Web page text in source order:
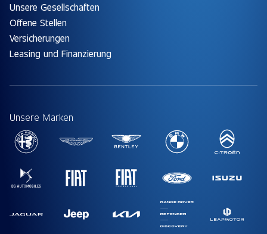
Unsere Gesellschaften
Offene Stellen
Versicherungen
Leasing und Finanzierung
Unsere Marken